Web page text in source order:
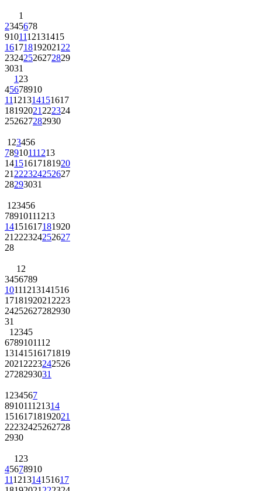
1
2345678
9101112131415
161718192021 22
23242526272829
3031
1 23
45678910
11121314151617
18192021 222324
252627282930
1 23456
78910111213
14151617181920
21 222324252627
28293031
1 23456
78910111213
14151617181920
21 222324252627
28
1 2
3456789
10111213141516
1718192021 2223
24252627282930
31
1 2345
6789101112
13141516171819
2021 2223242526
2728293031
1 234567
891011121314
15161718192021
22232425262728
2930
1 23
45678910
11121314151617